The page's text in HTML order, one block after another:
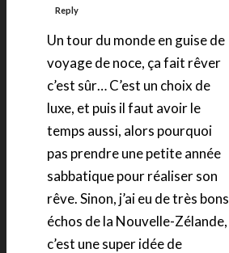
Reply
Un tour du monde en guise de
voyage de noce, ça fait rêver
c’est sûr… C’est un choix de
luxe, et puis il faut avoir le
temps aussi, alors pourquoi
pas prendre une petite année
sabbatique pour réaliser son
rêve. Sinon, j’ai eu de très bons
échos de la Nouvelle-Zélande,
c’est une super idée de